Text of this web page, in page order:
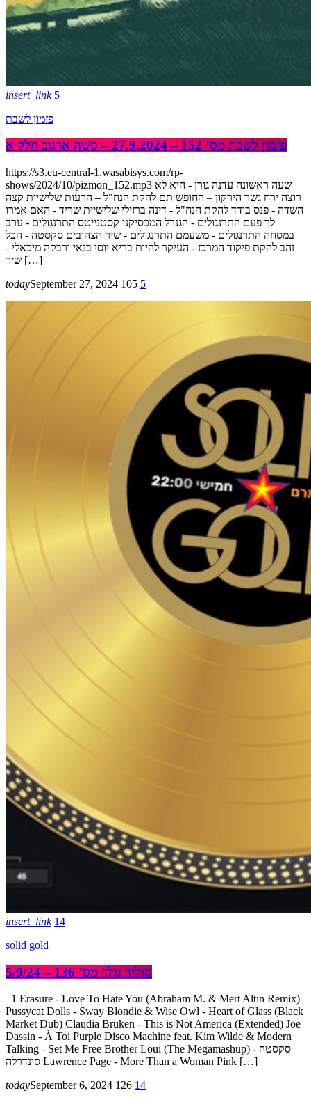
insert_link 5
פזמון לשבת
פזמון לשבת מס’ 152 – 27.9.2024 – סשה ארגוב חלק א
https://s3.eu-central-1.wasabisys.com/rp-
shows/2024/10/pizmon_152.mp3 שעה ראשונה עדנה גורן - היא לא
רוצה ירח גשר הירקון – החופש תם להקת הנח"ל – הרעות שלישיית קצה
השדה - פנס בודד להקת הנח"ל - דינה ברזילי שלישיית שריד - האם אמרו
לך פעם התרנגולים - הגנרל המכסיקני קסטנייטס התרנגולים - ערב
במסחה התרנגולים - משעמם התרנגולים - שיר הצהובים סקסטה - הכל
זהב להקת פיקוד המרכז - העיקר להיות בריא יוסי בנאי ורבקה מיכאלי -
שיר […]
todaySeptember 27, 2024 105 5
insert_link 14
solid gold
סוליד גולד מס’ 136 – 5/9/24
1 Erasure - Love To Hate You (Abraham M. & Mert Altın Remix)
Pussycat Dolls - Sway Blondie & Wise Owl - Heart of Glass (Black
Market Dub) Claudia Bruken - This is Not America (Extended) Joe
Dassin - À Toi Purple Disco Machine feat. Kim Wilde & Modern
Talking - Set Me Free Brother Loui (The Megamashup) סקסטה -
סינדרלה Lawrence Page - More Than a Woman Pink […]
todaySeptember 6, 2024 126 14